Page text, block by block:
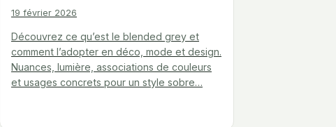
19 février 2026
Découvrez ce qu’est le blended grey et
comment l’adopter en déco, mode et design.
Nuances, lumière, associations de couleurs
et usages concrets pour un style sobre…